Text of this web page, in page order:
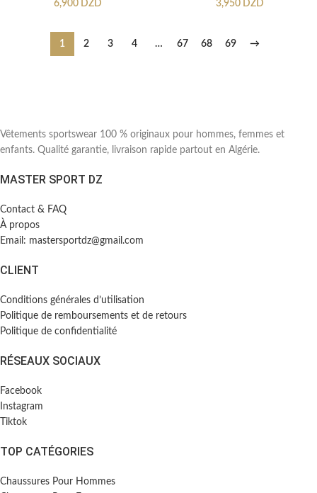
6,900 DZD 3,950 DZD
1 2 3 4 … 67 68 69 →
Vêtements sportswear 100 % originaux pour hommes, femmes et
enfants. Qualité garantie, livraison rapide partout en Algérie.
MASTER SPORT DZ
Contact & FAQ
À propos
Email: mastersportdz@gmail.com
CLIENT
Conditions générales d’utilisation
Politique de remboursements et de retours
Politique de confidentialité
RÉSEAUX SOCIAUX
Facebook
Instagram
Tiktok
TOP CATÉGORIES
Chaussures Pour Hommes